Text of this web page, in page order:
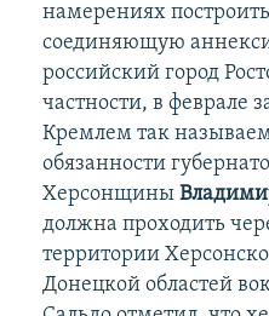
намерениях
соединяющую
российский город
частности, в феврале
Кремлем так
обязанности
Херсонщины
должна проходить
территории
Донецкой областей